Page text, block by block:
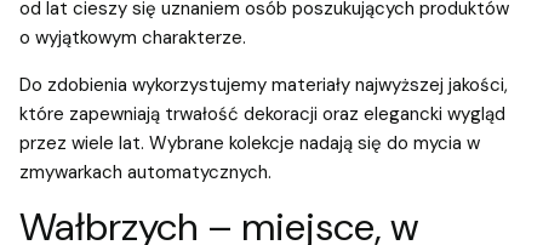
od lat cieszy się uznaniem osób poszukujących produktów
o wyjątkowym charakterze.
Do zdobienia wykorzystujemy materiały najwyższej jakości,
które zapewniają trwałość dekoracji oraz elegancki wygląd
przez wiele lat. Wybrane kolekcje nadają się do mycia w
zmywarkach automatycznych.
Wałbrzych – miejsce, w